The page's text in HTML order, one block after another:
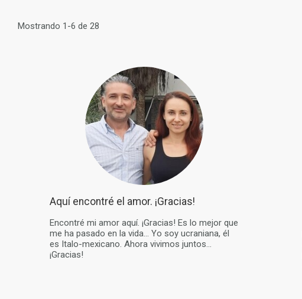
Mostrando 1-6 de 28
Aquí encontré el amor. ¡Gracias!
Encontré mi amor aquí. ¡Gracias! Es lo mejor que
me ha pasado en la vida... Yo soy ucraniana, él
es Italo-mexicano. Ahora vivimos juntos...
¡Gracias!